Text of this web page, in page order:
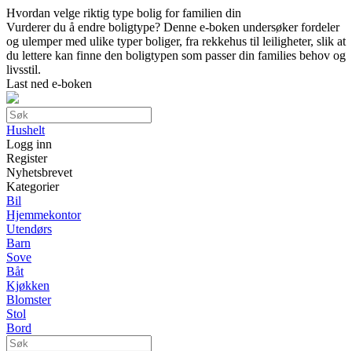
Hvordan velge riktig type bolig for familien din
Vurderer du å endre boligtype? Denne e-boken undersøker fordeler
og ulemper med ulike typer boliger, fra rekkehus til leiligheter, slik at
du lettere kan finne den boligtypen som passer din families behov og
livsstil.
Last ned e-boken
Hushelt
Logg inn
Register
Nyhetsbrevet
Kategorier
Bil
Hjemmekontor
Utendørs
Barn
Sove
Båt
Kjøkken
Blomster
Stol
Bord